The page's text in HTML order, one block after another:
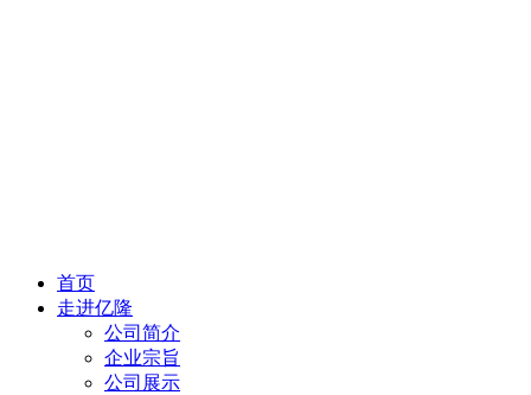
首页
走进亿隆
公司简介
企业宗旨
公司展示